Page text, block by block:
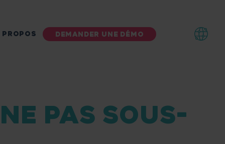
DEMANDER UNE DÉMO
PROPOS
PAS SOUS-